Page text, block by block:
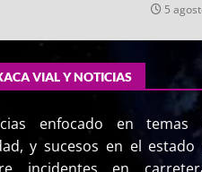
5
VIAL Y NOTICIAS
enfocado en temas
y sucesos en el estado